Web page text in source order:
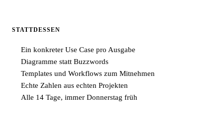
STATTDESSEN
Ein konkreter Use Case pro Ausgabe
Diagramme statt Buzzwords
Templates und Workflows zum Mitnehmen
Echte Zahlen aus echten Projekten
Alle 14 Tage, immer Donnerstag früh